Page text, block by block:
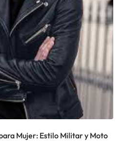
Mujer: Estilo Militar y Moto